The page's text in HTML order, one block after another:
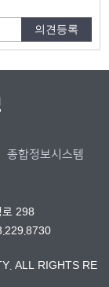
종합정보시스템
로 298
ALL RIGHTS RE